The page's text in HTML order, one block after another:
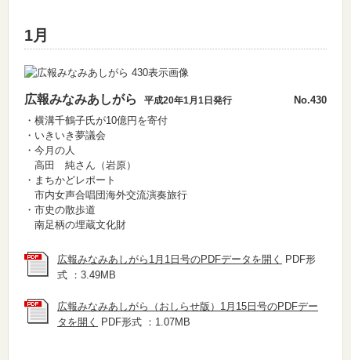
1月
No.430
広報みなみあしがら 平成20年1月1日発行
・横溝千鶴子氏が10億円を寄付
・いきいき夢議会
・今月の人
高田 純さん（岩原）
・まちかどレポート
市内女声合唱団海外交流演奏旅行
・市史の散歩道
南足柄の埋蔵文化財
広報みなみあしがら1月1日号のPDFデータを開く
PDF形
式 ：3.49MB
広報みなみあしがら（おしらせ版）1月15日号のPDFデー
タを開く
PDF形式 ：1.07MB